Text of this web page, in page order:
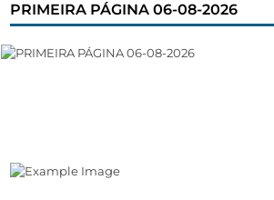
PRIMEIRA PÁGINA 06-08-2026